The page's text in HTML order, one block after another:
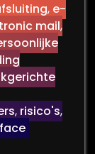
, e-
mail,
, risico's,